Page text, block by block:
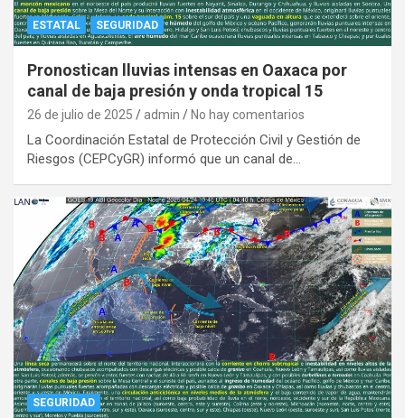
ESTATAL SEGURIDAD
Pronostican lluvias intensas en Oaxaca por
canal de baja presión y onda tropical 15
26 de julio de 2025 admin No hay comentarios
La Coordinación Estatal de Protección Civil y Gestión de
Riesgos (CEPCyGR) informó que un canal de…
SEGURIDAD